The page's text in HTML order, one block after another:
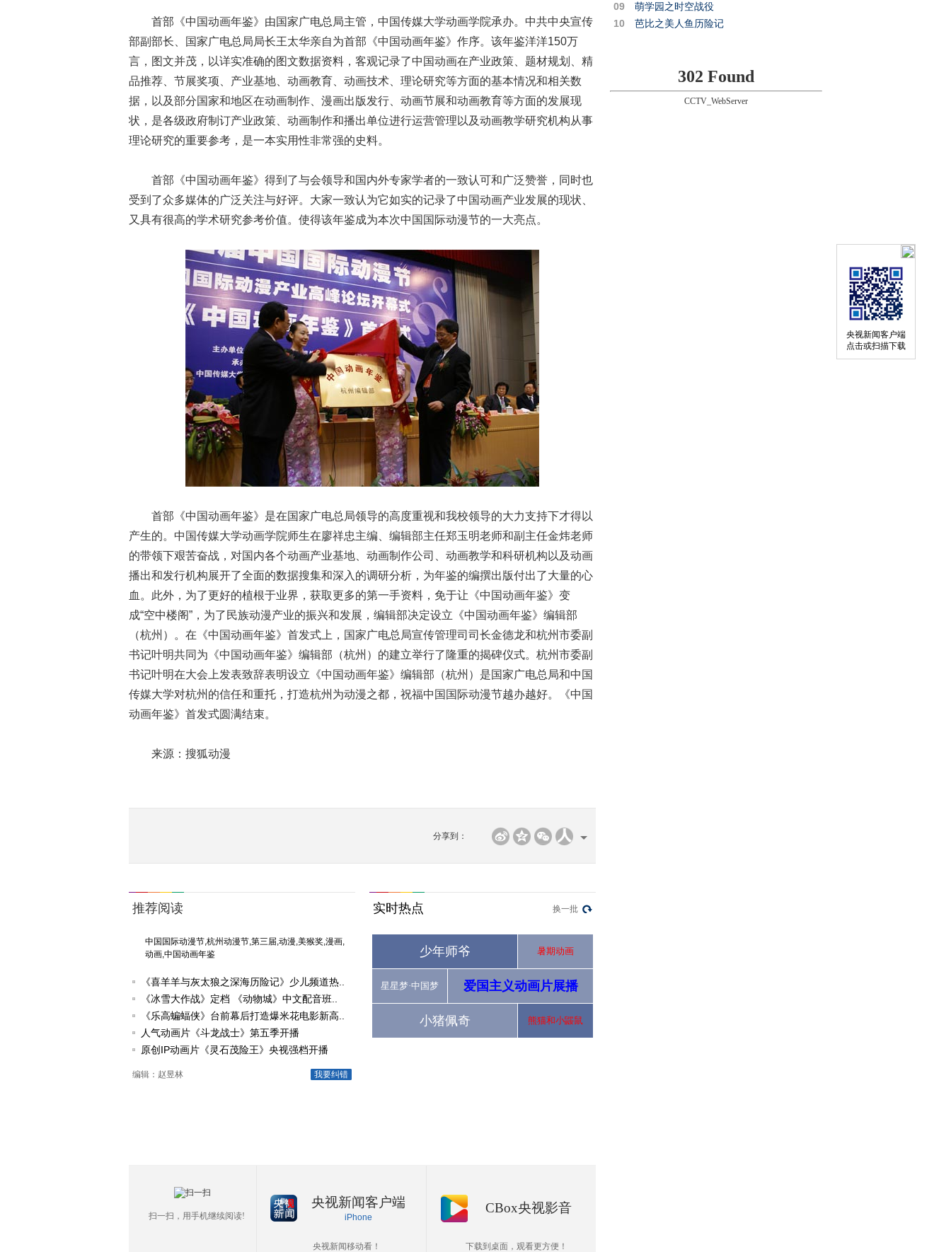
央视新闻客户端
点击或扫描下载
首部《中国动画年鉴》由国家广电总局主管，中国传媒大学动画学院承办。中共中央宣传
部副部长、国家广电总局局长王太华亲自为首部《中国动画年鉴》作序。该年鉴洋洋150万
言，图文并茂，以详实准确的图文数据资料，客观记录了中国动画在产业政策、题材规划、精
品推荐、节展奖项、产业基地、动画教育、动画技术、理论研究等方面的基本情况和相关数
据，以及部分国家和地区在动画制作、漫画出版发行、动画节展和动画教育等方面的发展现
状，是各级政府制订产业政策、动画制作和播出单位进行运营管理以及动画教学研究机构从事
理论研究的重要参考，是一本实用性非常强的史料。
首部《中国动画年鉴》得到了与会领导和国内外专家学者的一致认可和广泛赞誉，同时也
受到了众多媒体的广泛关注与好评。大家一致认为它如实的记录了中国动画产业发展的现状、
又具有很高的学术研究参考价值。使得该年鉴成为本次中国国际动漫节的一大亮点。
首部《中国动画年鉴》是在国家广电总局领导的高度重视和我校领导的大力支持下才得以
产生的。中国传媒大学动画学院师生在廖祥忠主编、编辑部主任郑玉明老师和副主任金炜老师
的带领下艰苦奋战，对国内各个动画产业基地、动画制作公司、动画教学和科研机构以及动画
播出和发行机构展开了全面的数据搜集和深入的调研分析，为年鉴的编撰出版付出了大量的心
血。此外，为了更好的植根于业界，获取更多的第一手资料，免于让《中国动画年鉴》变
成“空中楼阁”，为了民族动漫产业的振兴和发展，编辑部决定设立《中国动画年鉴》编辑部
（杭州）。在《中国动画年鉴》首发式上，国家广电总局宣传管理司司长金德龙和杭州市委副
书记叶明共同为《中国动画年鉴》编辑部（杭州）的建立举行了隆重的揭碑仪式。杭州市委副
书记叶明在大会上发表致辞表明设立《中国动画年鉴》编辑部（杭州）是国家广电总局和中国
传媒大学对杭州的信任和重托，打造杭州为动漫之都，祝福中国国际动漫节越办越好。《中国
动画年鉴》首发式圆满结束。
来源：搜狐动漫
分享到：
推荐阅读
中国国际动漫节,杭州动漫节,第三届,动漫,美猴奖,漫画,
动画,中国动画年鉴
《喜羊羊与灰太狼之深海历险记》少儿频道热..
《冰雪大作战》定档 《动物城》中文配音班..
《乐高蝙蝠侠》台前幕后打造爆米花电影新高..
人气动画片《斗龙战士》第五季开播
原创IP动画片《灵石茂险王》央视强档开播
我要纠错
编辑：赵昱林
实时热点 换一批
少年师爷 暑期动画
星星梦·中国梦 爱国主义动画片展播
小猪佩奇 熊猫和小鼹鼠
扫一扫，用手机继续阅读!
央视新闻客户端
iPhone
央视新闻移动看！
CBox央视影音
下载到桌面，观看更方便！
09
萌学园之时空战役
10
芭比之美人鱼历险记
302 Found
CCTV_WebServer